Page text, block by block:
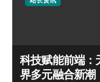
科技赋能前端：
界多元融合新潮